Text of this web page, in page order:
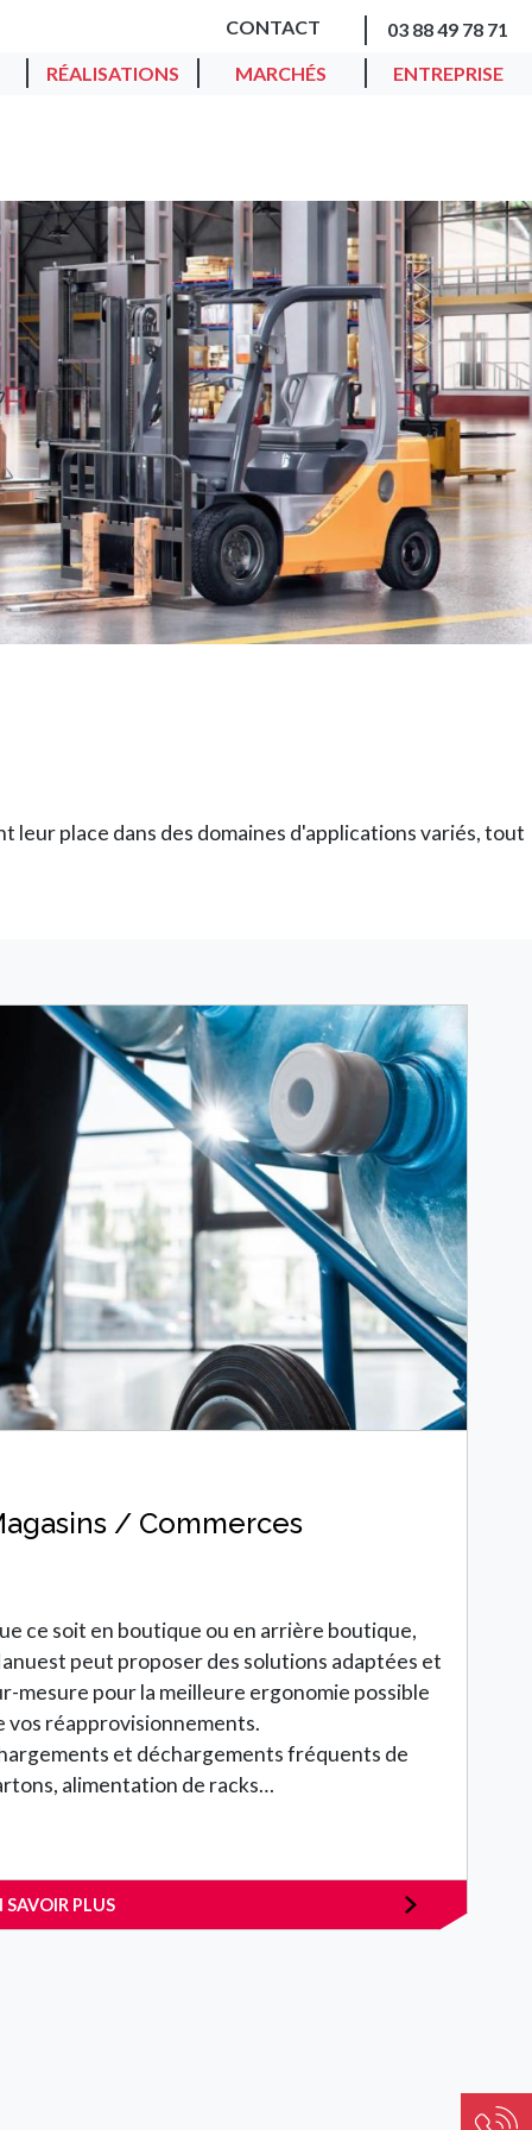
CONTACT
03 88 49 78 71
RÉALISATIONS MARCHÉS ENTREPRISE
place dans des domaines d'applications variés, tout
Image
/ Commerces
ce soit en boutique ou en arrière boutique,
peut proposer des solutions adaptées et
mesure pour la meilleure ergonomie possible
vos réapprovisionnements.
et déchargements fréquents de
alimentation de racks…
SAVOIR PLUS